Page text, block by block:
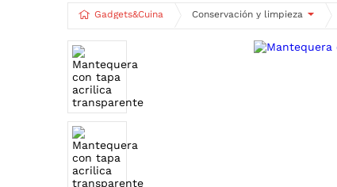
Gadgets&Cuina Conservación y limpieza